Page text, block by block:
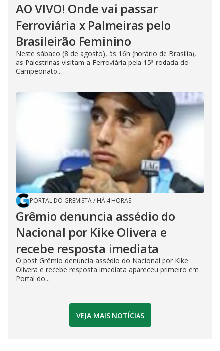
AO VIVO! Onde vai passar
Ferroviária x Palmeiras pelo
Brasileirão Feminino
Neste sábado (8 de agosto), às 16h (horário de Brasília),
as Palestrinas visitam a Ferroviária pela 15ª rodada do
Campeonato...
PORTAL DO GREMISTA/ HÁ 4 HORAS
Grêmio denuncia assédio do
Nacional por Kike Olivera e
recebe resposta imediata
O post Grêmio denuncia assédio do Nacional por Kike
Olivera e recebe resposta imediata apareceu primeiro em
Portal do...
VEJA MAIS NOTÍCIAS